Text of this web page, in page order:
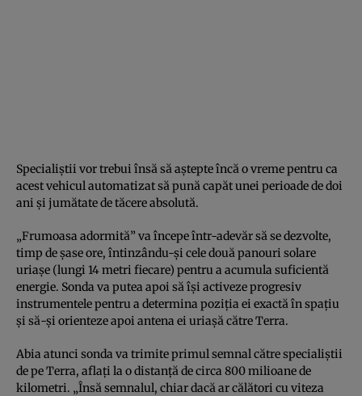
Specialiştii vor trebui însă să aştepte încă o vreme pentru ca
acest vehicul automatizat să pună capăt unei perioade de doi
ani şi jumătate de tăcere absolută.
„Frumoasa adormită” va începe într-adevăr să se dezvolte,
timp de şase ore, întinzându-şi cele două panouri solare
uriaşe (lungi 14 metri fiecare) pentru a acumula suficientă
energie. Sonda va putea apoi să îşi activeze progresiv
instrumentele pentru a determina poziţia ei exactă în spaţiu
şi să-şi orienteze apoi antena ei uriaşă către Terra.
Abia atunci sonda va trimite primul semnal către specialiştii
de pe Terra, aflaţi la o distanţă de circa 800 milioane de
kilometri. „Însă semnalul, chiar dacă ar călători cu viteza